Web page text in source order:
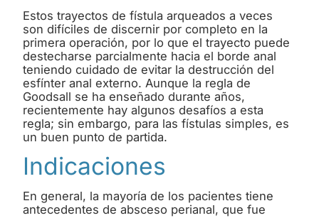
Estos trayectos de fístula arqueados a veces
son difíciles de discernir por completo en la
primera operación, por lo que el trayecto puede
destecharse parcialmente hacia el borde anal
teniendo cuidado de evitar la destrucción del
esfínter anal externo. Aunque la regla de
Goodsall se ha enseñado durante años,
recientemente hay algunos desafíos a esta
regla; sin embargo, para las fístulas simples, es
un buen punto de partida.
Indicaciones
En general, la mayoría de los pacientes tiene
antecedentes de absceso perianal, que fue